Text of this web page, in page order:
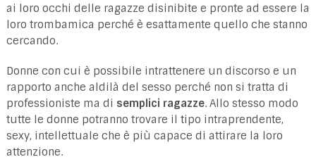
ai loro occhi delle ragazze disinibite e pronte ad essere la
loro trombamica perché è esattamente quello che stanno
cercando.
Donne con cui è possibile intrattenere un discorso e un
rapporto anche aldilà del sesso perché non si tratta di
professioniste ma di semplici ragazze. Allo stesso modo
tutte le donne potranno trovare il tipo intraprendente,
sexy, intellettuale che è più capace di attirare la loro
attenzione.